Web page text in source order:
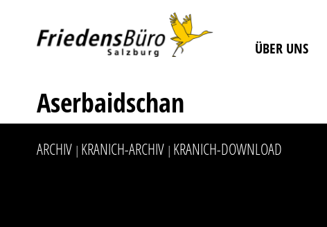
ÜBER UNS
Aserbaidschan
ARCHIV | KRANICH-ARCHIV | KRANICH-DOWNLOAD